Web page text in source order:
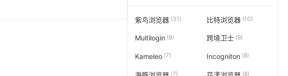
紫鸟浏览器 (31) 比特浏览器(10)
Multilogin (8) 跨境卫士(9)
Kameleo (7) Incogniton (8)
(7) (8)